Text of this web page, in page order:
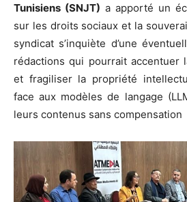
Tunisiens (SNJT) a apporté un
sur les droits sociaux et la
syndicat s’inquiète d’une
rédactions qui pourrait accentuer
et fragiliser la propriété
face aux modèles de langage
leurs contenus sans compensation